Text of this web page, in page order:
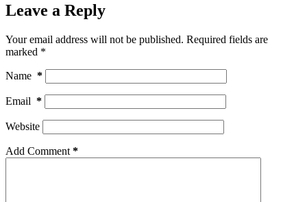
Leave a Reply
Your email address will not be published. Required fields are
marked *
Name *
Email *
Website
Add Comment *